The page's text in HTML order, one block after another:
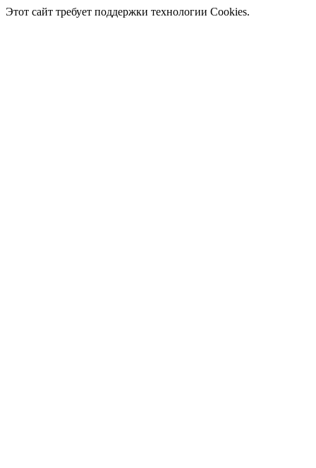
Этот сайт требует поддержки технологии Cookies.